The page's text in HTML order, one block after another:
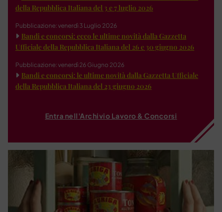
della Repubblica Italiana del 3 e 7 luglio 2026
Pubblicazione: venerdì 3 Luglio 2026
Bandi e concorsi: ecco le ultime novità dalla Gazzetta
Ufficiale della Repubblica Italiana del 26 e 30 giugno 2026
Pubblicazione: venerdì 26 Giugno 2026
Bandi e concorsi: le ultime novità dalla Gazzetta Ufficiale
della Repubblica Italiana del 23 giugno 2026
Entra nell'Archivio Lavoro & Concorsi